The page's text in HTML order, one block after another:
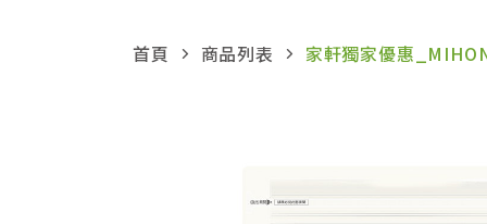
首頁 商品列表 家軒獨家優惠